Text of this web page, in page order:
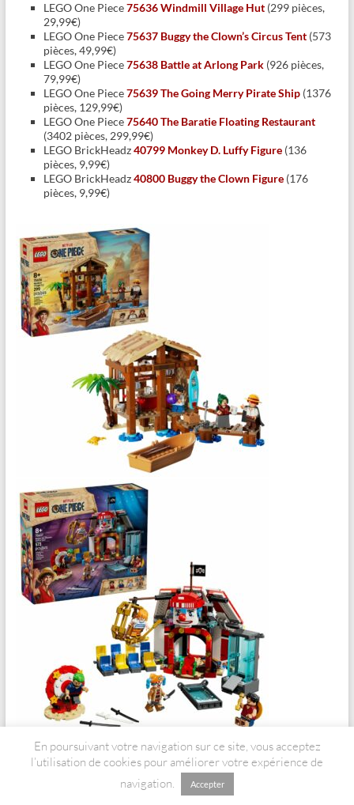
LEGO One Piece75636 Windmill Village Hut(299 pièces,
29,99€)
LEGO One Piece75637 Buggy the Clown’s Circus Tent(573
pièces, 49,99€)
LEGO One Piece75638 Battle at Arlong Park(926 pièces,
79,99€)
LEGO One Piece75639 The Going Merry Pirate Ship(1376
pièces, 129,99€)
LEGO One Piece75640 The Baratie Floating Restaurant
(3402 pièces, 299,99€)
LEGO BrickHeadz40799 Monkey D. Luffy Figure(136
pièces, 9,99€)
LEGO BrickHeadz40800 Buggy the Clown Figure(176
pièces, 9,99€)
En poursuivant votre navigation sur ce site, vous acceptez
l’utilisation de cookies pour améliorer votre expérience de
navigation.
Accepter